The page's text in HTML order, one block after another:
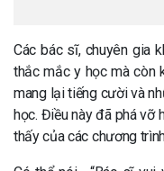
Các bác sĩ, chuyên gia
thắc mắc y học mà còn
mang lại tiếng cười và
học. Điều này đã phá vỡ
thấy của các chương